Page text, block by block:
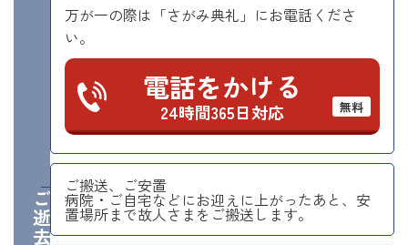
ご逝去日
万が一の際は「さがみ典礼」にお電話くださ
い。
電話をかける
24時間365日対応 無料
ご搬送、ご安置
病院・ご自宅などにお迎えに上がったあと、安
置場所まで故人さまをご搬送します。